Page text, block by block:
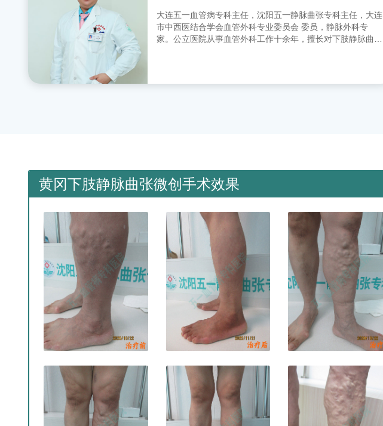
大连五一血管病专科主任，沈阳五一静脉曲张专科主任，大连
市中西医结合学会血管外科专业委员会 委员，静脉外科专
家。公立医院从事血管外科工作十余年，擅长对下肢静脉曲张
黄冈下肢静脉曲张微创手术效果